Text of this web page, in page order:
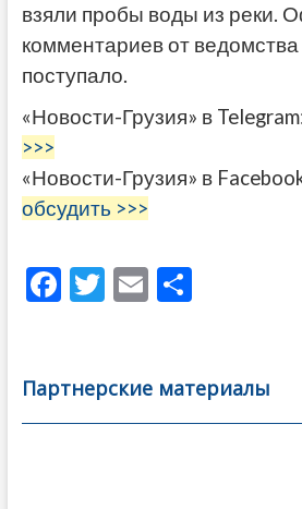
взяли пробы воды из реки.
комментариев от
поступало.
«Новости-Грузия» в
>>>
«Новости-Грузия» в
обсудить >>>
F
b
o
T
er
E
l
О
а
в
Партнерские материалы